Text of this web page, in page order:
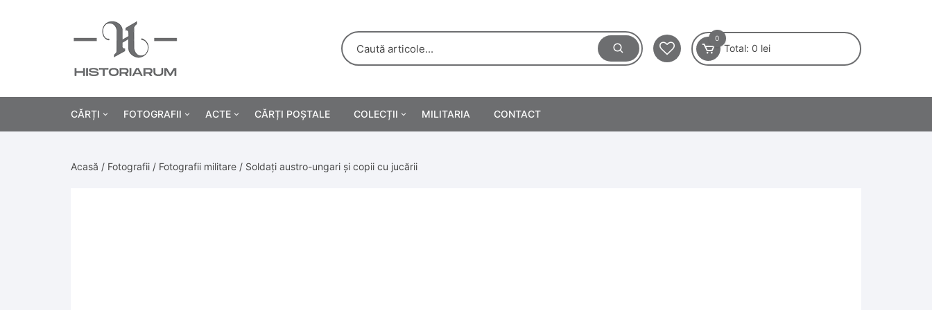
0
Total: 0 lei
CĂRȚI FOTOGRAFII ACTE CĂRȚI POȘTALE COLECȚII MILITARIA CONTACT
Acasă / Fotografii / Fotografii militare / Soldați austro-ungari și copii cu jucării